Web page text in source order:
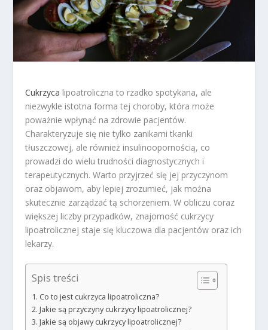
Cukrzyca lipoatroliczna to rzadko spotykana, ale
niezwykle istotna forma tej choroby, która może
poważnie wpłynąć na zdrowie pacjentów.
Charakteryzuje się nie tylko zanikami tkanki
tłuszczowej, ale również insulinoopornością, co
prowadzi do wielu trudności diagnostycznych i
terapeutycznych. Warto przyjrzeć się jej przyczynom
oraz objawom, aby lepiej zrozumieć, jak można
skutecznie zarządzać tą schorzeniem. W obliczu coraz
większej liczby przypadków, znajomość cukrzycy
lipoatrolicznej staje się kluczowa dla pacjentów oraz ich
lekarzy.
Spis treści
Co to jest cukrzyca lipoatroliczna?
Jakie są przyczyny cukrzycy lipoatrolicznej?
Jakie są objawy cukrzycy lipoatrolicznej?